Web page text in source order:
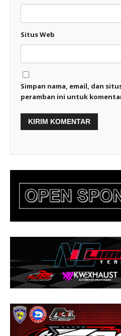
Situs Web
Simpan nama, email, dan
peramban ini untuk